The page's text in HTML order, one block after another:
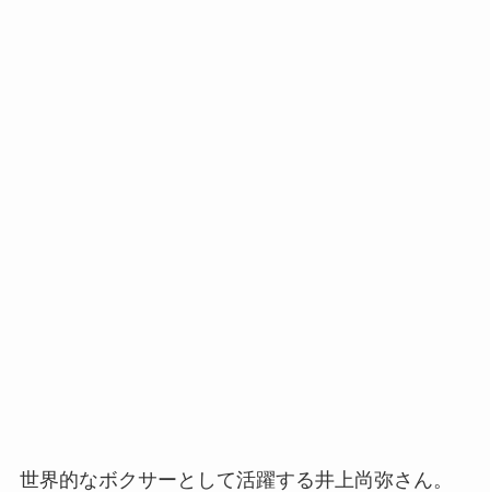
世界的なボクサーとして活躍する井上尚弥さん。